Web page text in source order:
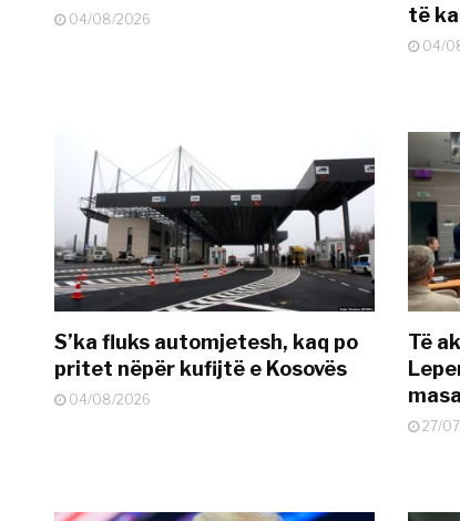
04/08/2026
të
04/
S’ka fluks automjetesh, kaq po
pritet nëpër kufijtë e Kosovës
04/08/2026
Të
27/